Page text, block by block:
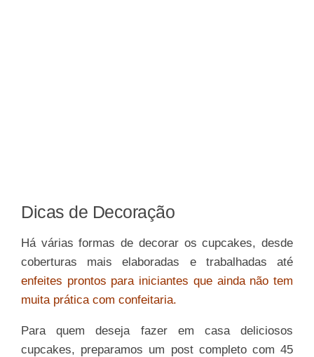
Dicas de Decoração
Há várias formas de decorar os cupcakes, desde
coberturas mais elaboradas e trabalhadas até
enfeites prontos para iniciantes que ainda não tem
muita prática com confeitaria.
Para quem deseja fazer em casa deliciosos
cupcakes, preparamos um post completo com 45